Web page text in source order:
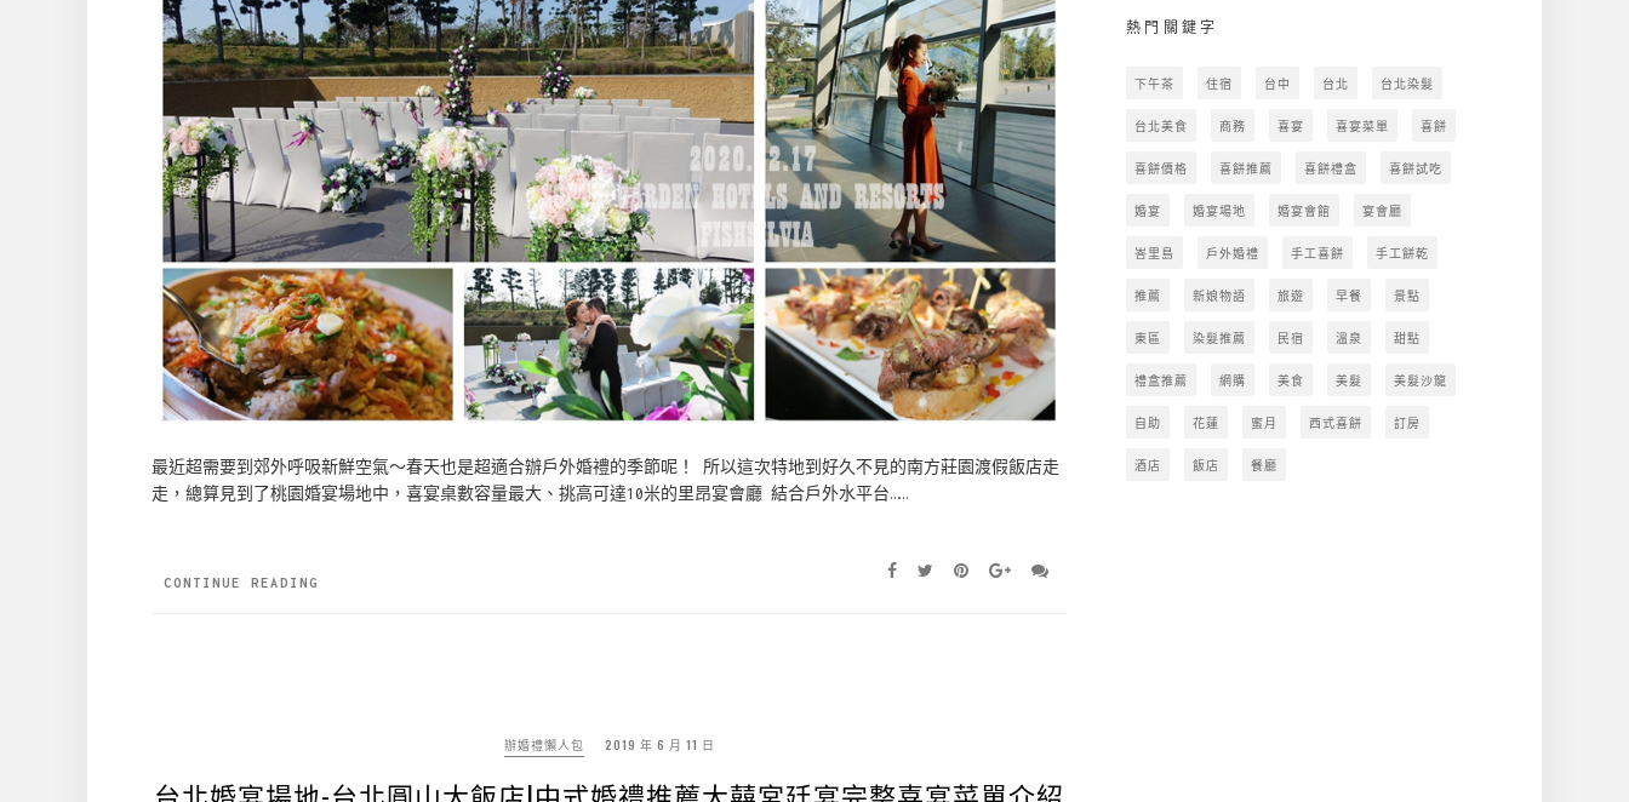
最近超需要到郊外呼吸新鮮空氣～春天也是超適合辦戶外婚禮的季節呢！ 所以這次特地到好久不見的南方莊園渡假飯店走
走，總算見到了桃園婚宴場地中，喜宴桌數容量最大、挑高可達10米的里昂宴會廳 結合戶外水平台……
CONTINUE READING
辦婚禮懶人包 2019 年 6 月 11 日
熱門關鍵字
下午茶 住宿 台中 台北 台北染髮
台北美食 商務 喜宴 喜宴菜單 喜餅
喜餅價格 喜餅推薦 喜餅禮盒 喜餅試吃
婚宴 婚宴場地 婚宴會館 宴會廳
峇里島 戶外婚禮 手工喜餅 手工餅乾
推薦 新娘物語 旅遊 早餐 景點
東區 染髮推薦 民宿 溫泉 甜點
禮盒推薦 網購 美食 美髮 美髮沙龍
自助 花蓮 蜜月 西式喜餅 訂房
酒店 飯店 餐廳